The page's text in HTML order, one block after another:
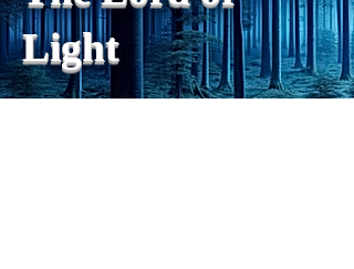
は、数年かかっていたのに。
わざわざ、スーパーサイヤ人
や、超サイヤ人ゴッドになら
ずとも、できるかどうかわか
Light